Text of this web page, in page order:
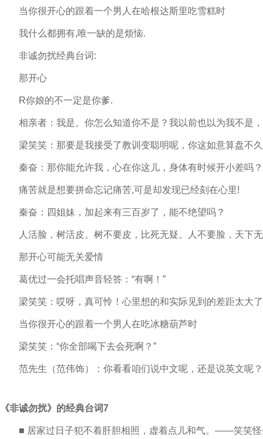
当你很开心的跟着一个男人在哈根达斯里吃雪糕时
我什么都拥有,唯一缺的是烦恼.
非诚勿扰经典台词:
那开心
R你娘的不一定是你爹.
相亲者：我是。你怎么知道你不是？我以前也以为我不是，
梁笑笑：那要是我接受了教训变聪明呢，你这如意算盘不
秦奋：那你能允许我，心在你这儿，身体有时候开小差吗？
痛苦就是想要拼命忘记痛苦,可是却发现已经刻在心里!
秦奋：四姐妹，加起来有三百岁了，能不绝望吗？
人活脸，树活皮。树不要皮，比死无疑。人不要脸，天下
那开心可能无关爱情
葛优过一会托唱声音轻答：“有啊！”
梁笑笑：哎呀，真可怜！心里想的和实际见到的差距太大了
当你很开心的跟着一个男人在吃冰糖葫芦时
梁笑笑：“你全部喝下去会死啊？”
范先生（范伟饰）：你看看咱们说中文呢，还是说英文呢？
《非诚勿扰》的经典台词7
■ 居家过日子犯不着肝胆相照，虚着点儿和气。——笑笑怪